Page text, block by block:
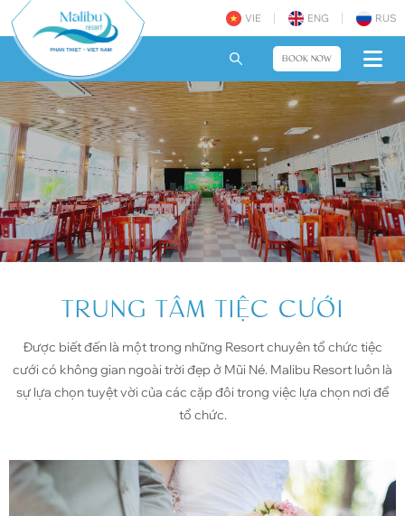
VIE ENG RUS
BOOK NOW
TRUNG TÂM TIỆC CƯỚI
Được biết đến là một trong những Resort chuyên tổ chức tiệc
cưới có không gian ngoài trời đẹp ở Mũi Né. Malibu Resort luôn là
sự lựa chọn tuyệt vời của các cặp đôi trong việc lựa chọn nơi để
tổ chức.